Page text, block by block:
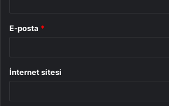
E-posta *
İnternet sitesi